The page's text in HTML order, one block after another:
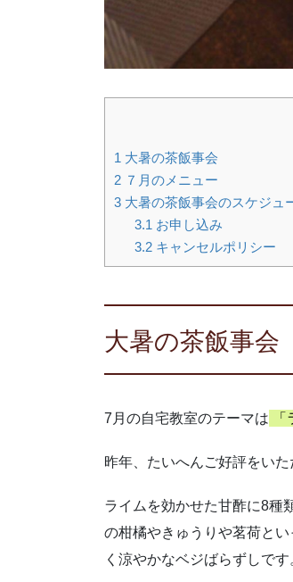
1 大暑の茶飯事会
2 ７月のメニュー
3 大暑の茶飯事会のスケジュ
3.1 お申し込み
3.2キャンセルポリシー
大暑の茶飯事会
7月の自宅教室のテーマは 「
昨年、たいへんご好評をい
ライムを効かせた甘酢に8種
の柑橘やきゅうりや茗荷と
く涼やかなベジばらずしです